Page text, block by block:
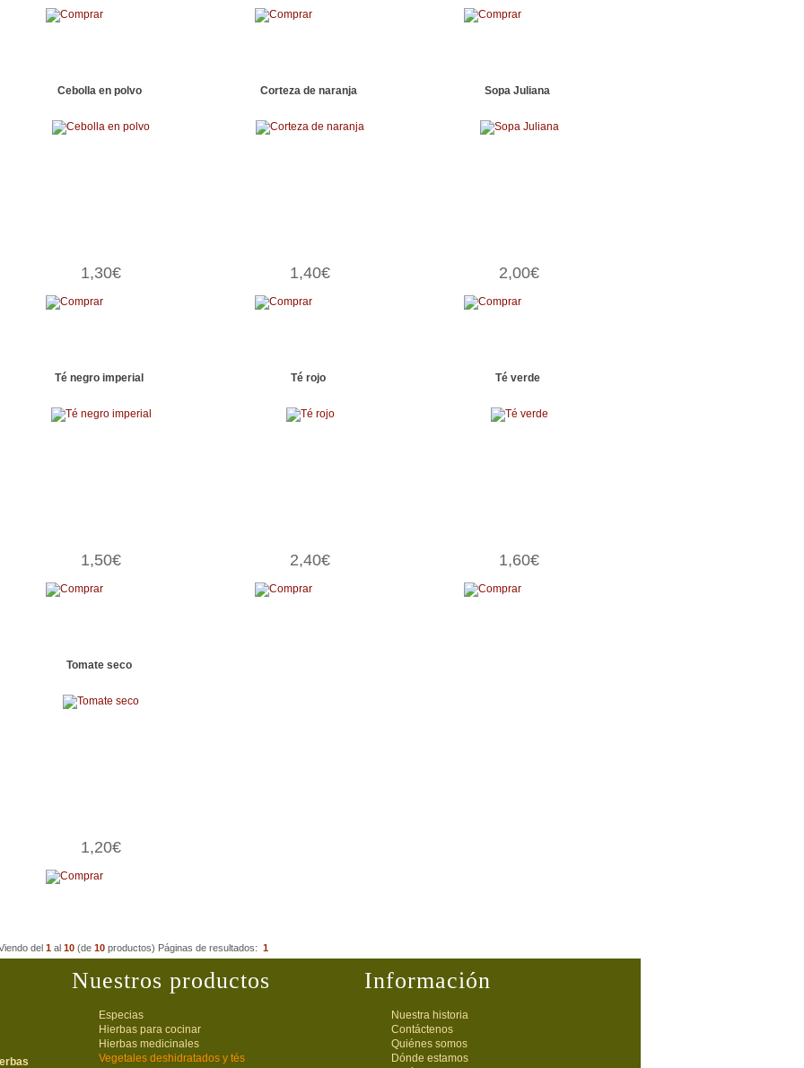
Cebolla en polvo
1,30€
Corteza de naranja
1,40€
Sopa Juliana
2,00€
Té negro imperial
1,50€
Té rojo
2,40€
Té verde
1,60€
Tomate seco
1,20€
del1 al10 (de10 productos) Páginas de resultados:1
Nuestros productos
Especias
Hierbas para cocinar
Hierbas medicinales
Vegetales deshidratados y tés
Información
Nuestra historia
Contáctenos
Quiénes somos
Dónde estamos